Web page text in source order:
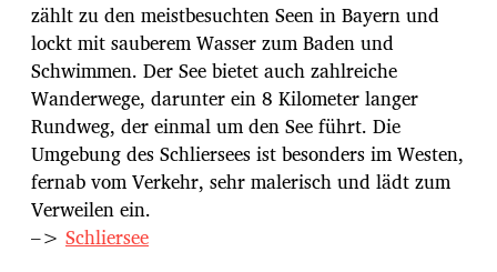
zählt zu den meistbesuchten Seen in Bayern und
lockt mit sauberem Wasser zum Baden und
Schwimmen. Der See bietet auch zahlreiche
Wanderwege, darunter ein 8 Kilometer langer
Rundweg, der einmal um den See führt. Die
Umgebung des Schliersees ist besonders im Westen,
fernab vom Verkehr, sehr malerisch und lädt zum
Verweilen ein.
–> Schliersee